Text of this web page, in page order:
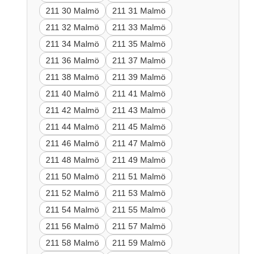
211 30 Malmö
211 31 Malmö
211 32 Malmö
211 33 Malmö
211 34 Malmö
211 35 Malmö
211 36 Malmö
211 37 Malmö
211 38 Malmö
211 39 Malmö
211 40 Malmö
211 41 Malmö
211 42 Malmö
211 43 Malmö
211 44 Malmö
211 45 Malmö
211 46 Malmö
211 47 Malmö
211 48 Malmö
211 49 Malmö
211 50 Malmö
211 51 Malmö
211 52 Malmö
211 53 Malmö
211 54 Malmö
211 55 Malmö
211 56 Malmö
211 57 Malmö
211 58 Malmö
211 59 Malmö